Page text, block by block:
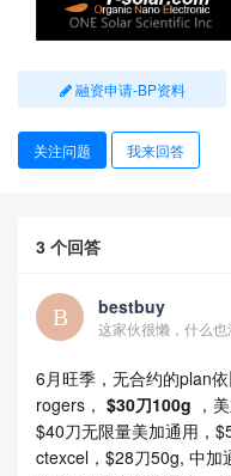
融资申请-BP资料
关注问题 我来回答
3 个回答
bestbuy
这家伙很懒，什么也
6月旺季，无合约的plan
rogers， $30刀100g ，
$40刀无限量美加通用，
ctexcel，$28刀50g, 中加